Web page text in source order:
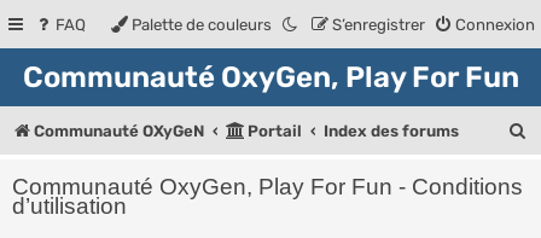
FAQ Connexion
S’enregistrer
Palette de couleurs
Communauté OxyGen, Play For Fun
Communauté OXyGeN Portail Index des forums
Communauté OxyGen, Play For Fun - Conditions
d’utilisation